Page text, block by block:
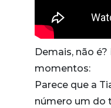
Demais, não
momentos:
Parece que a
número um do